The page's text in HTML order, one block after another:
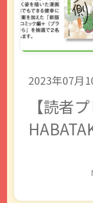
2023年07月
【読者